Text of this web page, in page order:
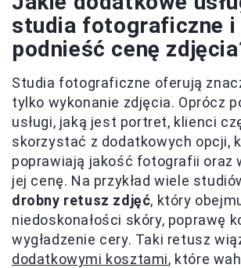
studia fotograficzne i
podnieść cenę
Studia fotograficzne oferują
tylko wykonanie zdjęcia. Oprócz
usługi, jaką jest portret, klienci
skorzystać z dodatkowych opcji,
poprawiają jakość fotografii oraz
jej cenę. Na przykład wiele
drobny retusz zdjęć, który
niedoskonałości skóry, poprawę
wygładzenie cery. Taki retusz
dodatkowymi kosztami, które